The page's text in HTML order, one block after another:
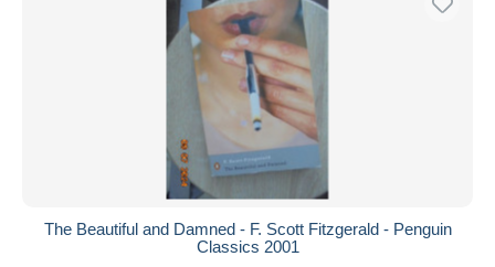
The Beautiful and Damned - F. Scott Fitzgerald - Penguin
Classics 2001